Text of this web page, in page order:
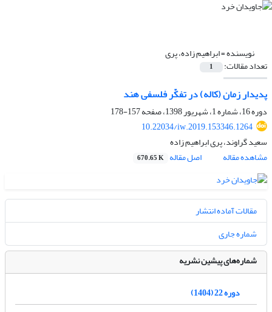
نویسنده =ابراهیم زاده، پری
تعداد مقالات: 1
پدیدار زمان (کاله) در تفکّر فلسفی هند
دوره 16، شماره 1، شهریور 1398، صفحه
157-178
10.22034/iw.2019.153346.1264
سعید گراوند، پری ابراهیم زاده
مشاهده مقاله
اصل مقاله 670.65 K
مقالات آماده انتشار
شماره جاری
شماره‌های پیشین نشریه
دوره 22 (1404)